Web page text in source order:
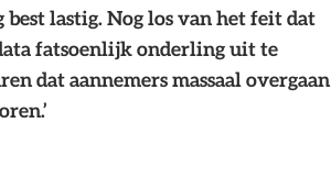
lastig. Nog los van het feit dat
fatsoenlijk onderling uit te
dat aannemers massaal overgaan